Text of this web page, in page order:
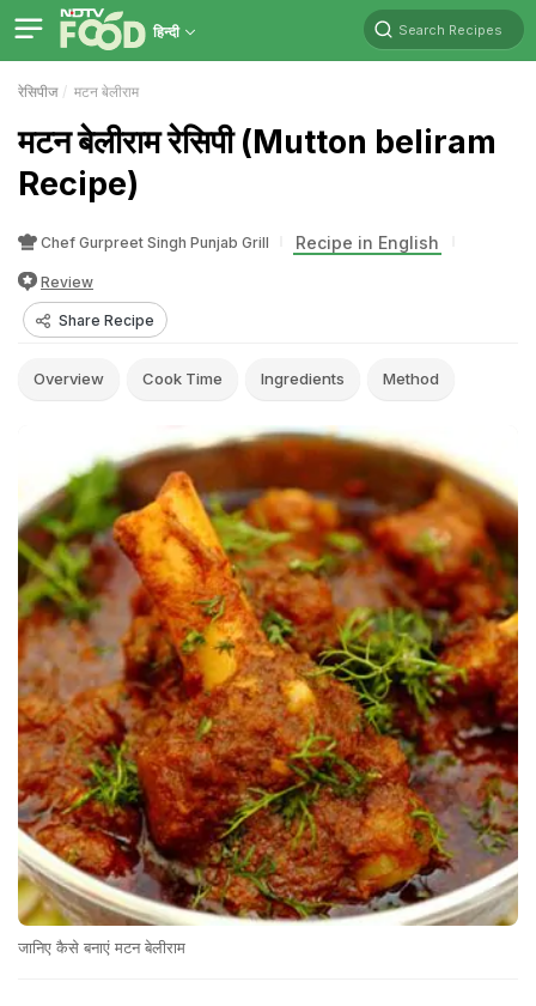
हिन्दी Search Recipes
रेसिपीज मटन बेलीराम
मटन बेलीराम रेसिपी (Mutton beliram
Recipe)
Chef Gurpreet Singh Punjab Grill Recipe in English
Review
Share Recipe
Overview Cook Time Ingredients Method
जानिए कैसे बनाएं मटन बेलीराम